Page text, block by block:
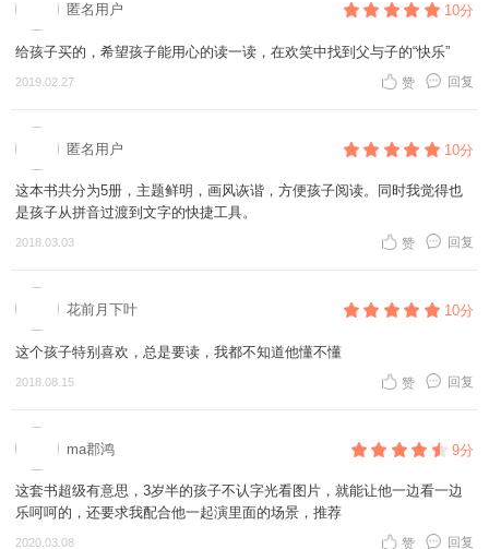
匿名用户 10分
给孩子买的，希望孩子能用心的读一读，在欢笑中找到父与子的“快乐”
2019.02.27 回复
赞
匿名用户 10分
这本书共分为5册，主题鲜明，画风诙谐，方便孩子阅读。同时我觉得也
是孩子从拼音过渡到文字的快捷工具。
2018.03.03 回复
赞
花前月下叶 10分
这个孩子特别喜欢，总是要读，我都不知道他懂不懂
2018.08.15 回复
赞
ma郡鸿 9分
这套书超级有意思，3岁半的孩子不认字光看图片，就能让他一边看一边
乐呵呵的，还要求我配合他一起演里面的场景，推荐
2020.03.08 回复
赞